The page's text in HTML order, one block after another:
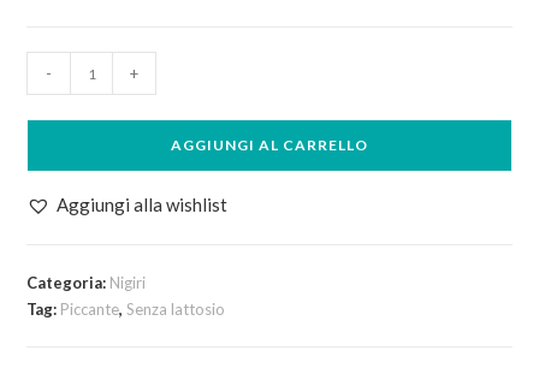
Tuna
quantità
- +
AGGIUNGI AL CARRELLO
Aggiungi alla wishlist
Categoria: Nigiri
Tag: Piccante,Senza lattosio